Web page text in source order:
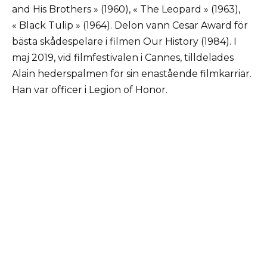
and His Brothers » (1960), « The Leopard » (1963),
« Black Tulip » (1964). Delon vann Cesar Award för
bästa skådespelare i filmen Our History (1984). I
maj 2019, vid filmfestivalen i Cannes, tilldelades
Alain hederspalmen för sin enastående filmkarriär.
Han var officer i Legion of Honor.